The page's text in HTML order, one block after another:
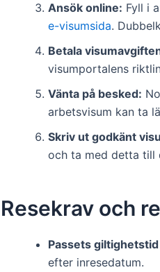
Ansök online: Fyll i
e-visumsida.
Betala
visumportalens
Vänta på besked:
arbetsvisum kan ta
Skriv ut godkänt
och ta med detta till
Resekrav och
Passets giltighetstid
efter inresedatum.